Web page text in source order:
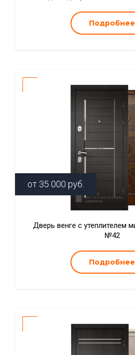
Подробнее
от 35 000 руб.
Дверь венге с утеплителем
№42
Подробнее